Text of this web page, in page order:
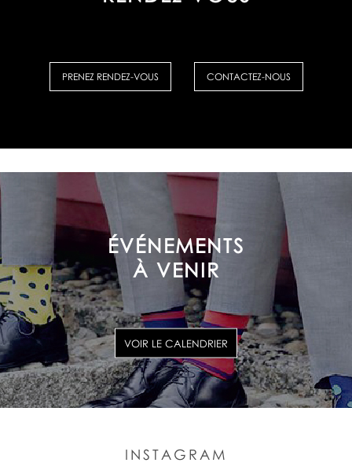
PRENEZ RENDEZ-VOUS CONTACTEZ-NOUS
ÉVÉNEMENTS
À VENIR
VOIR LE CALENDRIER
INSTAGRAM